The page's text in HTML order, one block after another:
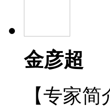
金彦超
【专家